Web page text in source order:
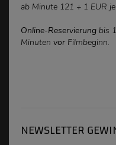
ab Minute 121 + 1 EUR
Online-Reservierung bis
Minuten vor Filmbeginn.
NEWSLETTER